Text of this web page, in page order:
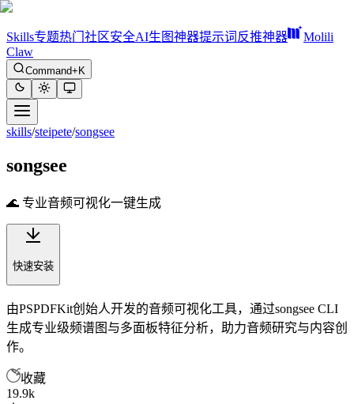
Skills专题热门 社区安全AI生图神器提示词反推神器
Molili
Claw
Command+K
skills/steipete/songsee
songsee
🌊 专业音频可视化一键生成
快速安装
由PSPDFKit创始人开发的音频可视化工具，通过songsee CLI
生成专业级频谱图与多面板特征分析，助力音频研究与内容创
作。
收藏
19.9k